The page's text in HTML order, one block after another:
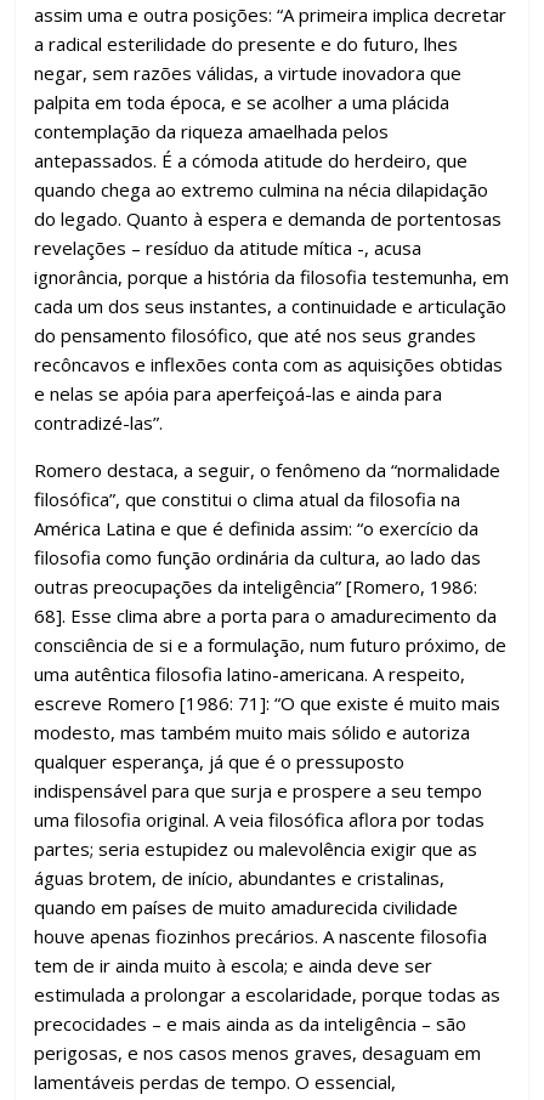
assim uma e outra posições: “A primeira implica decretar
a radical esterilidade do presente e do futuro, lhes
negar, sem razões válidas, a virtude inovadora que
palpita em toda época, e se acolher a uma plácida
contemplação da riqueza amaelhada pelos
antepassados. É a cómoda atitude do herdeiro, que
quando chega ao extremo culmina na nécia dilapidação
do legado. Quanto à espera e demanda de portentosas
revelações – resíduo da atitude mítica -, acusa
ignorância, porque a história da filosofia testemunha, em
cada um dos seus instantes, a continuidade e articulação
do pensamento filosófico, que até nos seus grandes
recôncavos e inflexões conta com as aquisições obtidas
e nelas se apóia para aperfeiçoá-las e ainda para
contradizé-las”.
Romero destaca, a seguir, o fenômeno da “normalidade
filosófica”, que constitui o clima atual da filosofia na
América Latina e que é definida assim: “o exercício da
filosofia como função ordinária da cultura, ao lado das
outras preocupações da inteligência” [Romero, 1986:
68]. Esse clima abre a porta para o amadurecimento da
consciência de si e a formulação, num futuro próximo, de
uma autêntica filosofia latino-americana. A respeito,
escreve Romero [1986: 71]: “O que existe é muito mais
modesto, mas também muito mais sólido e autoriza
qualquer esperança, já que é o pressuposto
indispensável para que surja e prospere a seu tempo
uma filosofia original. A veia filosófica aflora por todas
partes; seria estupidez ou malevolência exigir que as
águas brotem, de início, abundantes e cristalinas,
quando em países de muito amadurecida civilidade
houve apenas fiozinhos precários. A nascente filosofia
tem de ir ainda muito à escola; e ainda deve ser
estimulada a prolongar a escolaridade, porque todas as
precocidades – e mais ainda as da inteligência – são
perigosas, e nos casos menos graves, desaguam em
lamentáveis perdas de tempo. O essencial,